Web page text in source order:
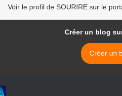
Voir le profil de SOURIRE sur le
Créer un blog
Créer un